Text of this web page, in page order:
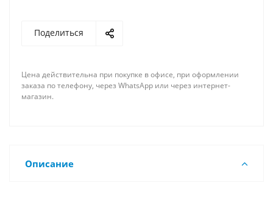
Поделиться
Цена действительна при покупке в офисе, при оформлении
заказа по телефону, через WhatsApp или через интернет-
магазин.
Описание